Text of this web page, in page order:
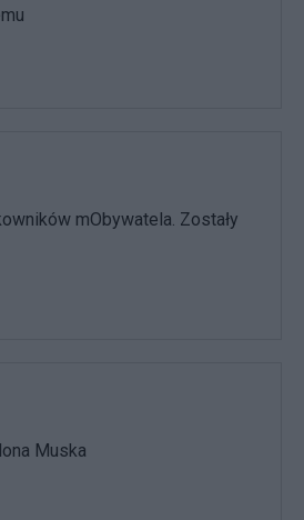
mObywatela. Zostały
Muska